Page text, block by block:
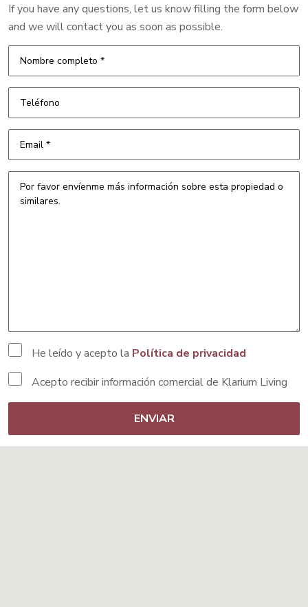
If you have any questions, let us know filling the form below
and we will contact you as soon as possible.
He leído y acepto la Política de privacidad
Acepto recibir información comercial de Klarium Living